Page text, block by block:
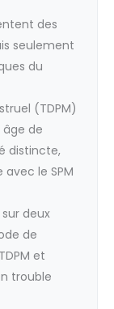
des
seulement
du
(TDPM)
de
distincte,
le SPM
deux
de
et
trouble